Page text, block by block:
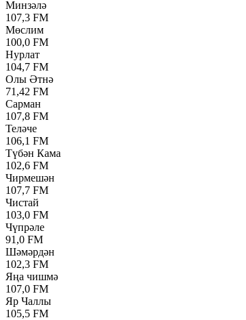
Минзәлә
107,3 FM
Мөслим
100,0 FM
Нурлат
104,7 FM
Олы Әтнә
71,42 FM
Сарман
107,8 FM
Теләче
106,1 FM
Түбән Кама
102,6 FM
Чирмешән
107,7 FM
Чистай
103,0 FM
Чүпрәле
91,0 FM
Шәмәрдән
102,3 FM
Яңа чишмә
107,0 FM
Яр Чаллы
105,5 FM